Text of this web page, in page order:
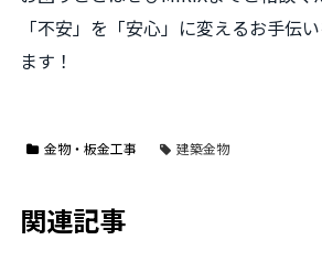
「不安」を「安心」に変えるお手伝
ます！
金物・板金工事 建築金物
関連記事